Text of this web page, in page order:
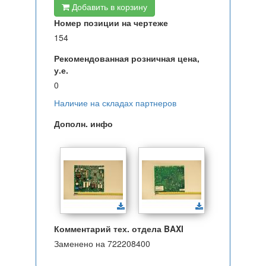
Добавить в корзину
Номер позиции на чертеже
154
Рекомендованная розничная цена,
у.е.
0
Наличие на складах партнеров
Дополн. инфо
Комментарий тех. отдела BAXI
Заменено на 722208400